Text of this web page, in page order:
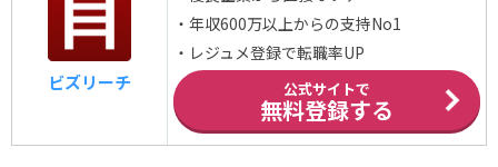
ビズリーチ
・年収600万以上からの支持No1
・レジュメ登録で転職率UP
公式サイトで
無料登録する